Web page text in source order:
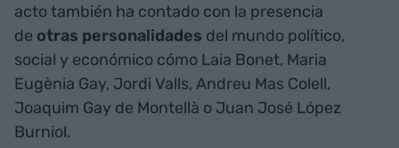
acto también ha contado con la presencia
de otras personalidades del mundo político,
social y económico cómo Laia Bonet, Maria
Eugènia Gay, Jordi Valls, Andreu Mas Colell,
Joaquim Gay de Montellà o Juan José López
Burniol.